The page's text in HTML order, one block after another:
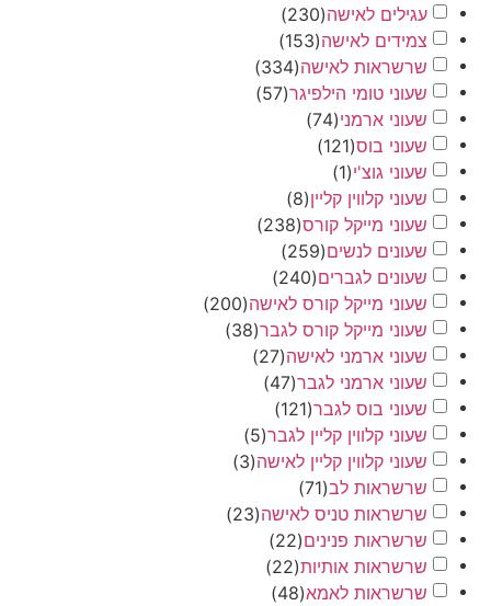
עגילים לאישה (
230
)
צמידים לאישה (
153
)
שרשראות לאישה (
334
)
שעוני טומי הילפיגר(
57
)
שעוני ארמני 74
)
שעוני בוס(
121
)
שעוני גוצ'י(
1
שעוני קלווין קליין(
8
)
שעוני מייקל קורס(
238
)
שעונים לנשים (
259
)
שעונים לגברים(
240
)
שעוני מייקל קורס לאישה (
200
)
שעוני מייקל קורס לגבר(
38
)
שעוני ארמני לאישה (
27
)
שעוני ארמני לגבר(
47
)
שעוני בוס לגבר(
121
)
שעוני קלווין קליין לגבר(
5
)
שעוני קלווין קליין לאישה (
3
)
שרשראות לב(
71
)
שרשראות טניס לאישה (
23
)
שרשראות פנינים 22
)
שרשראות אותיות (
22
)
שרשראות לאמא(
48
)